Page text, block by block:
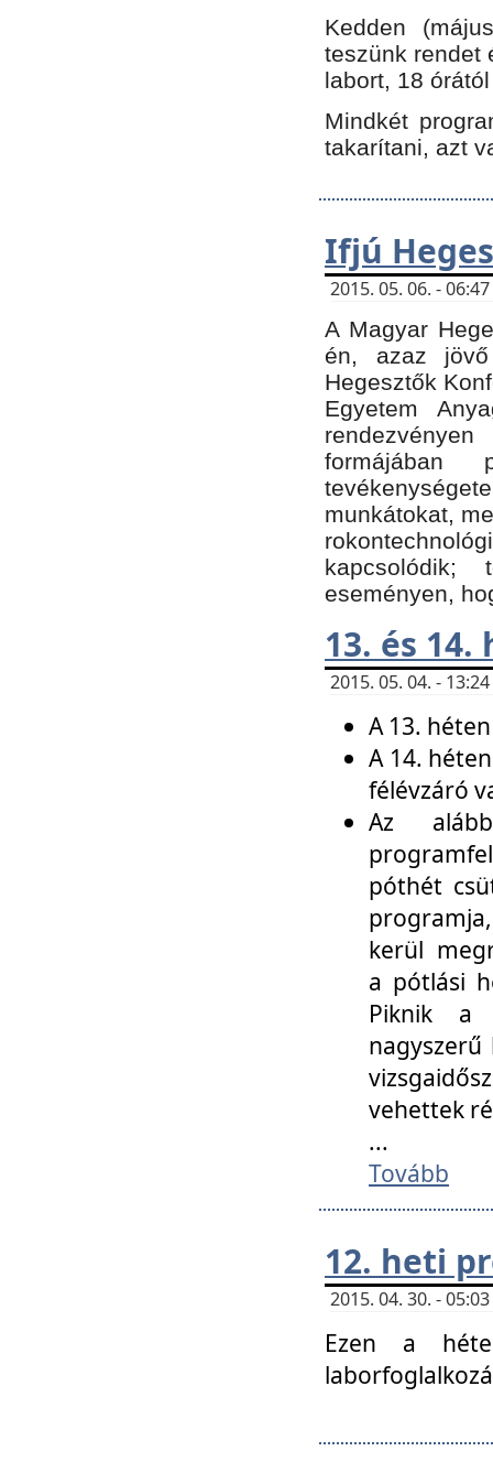
Kedden
teszünk rendet
labort, 18
Mindkét
takarítani, azt
Ifjú
2015. 05. 06. -
A Magyar
én, azaz
Hegesztők
Egyetem
formájában
munkátokat,
eseményen,
13. és
2015. 05. 04. -
A 13.
A 14.
félévzáró
Az
póthét
kerül
a pótlási
Piknik a
vehettek
...
Tovább
12. heti
2015. 04. 30. -
Ezen a